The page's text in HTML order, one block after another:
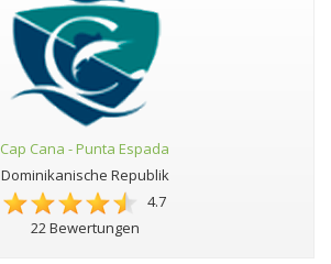
Cap Cana - Punta Espada
Dominikanische Republik
4.7
22 Bewertungen